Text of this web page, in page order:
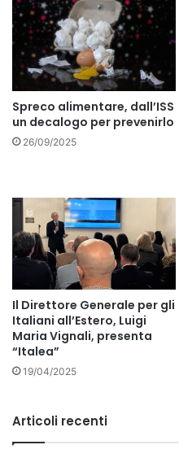
Spreco alimentare, dall’ISS
un decalogo per prevenirlo
26/09/2025
Il Direttore Generale per gli
Italiani all’Estero, Luigi
Maria Vignali, presenta
“Italea”
19/04/2025
Articoli recenti